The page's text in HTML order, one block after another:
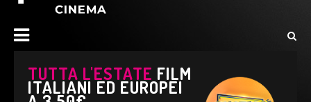
TUTTA L'ESTATE FILM
ITALIANI ED EUROPEI